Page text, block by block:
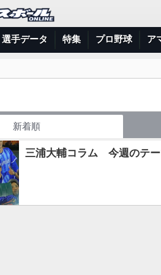
選手データ 特集 プロ野球 ア
新着順
三浦大輔コラム 今週のテー